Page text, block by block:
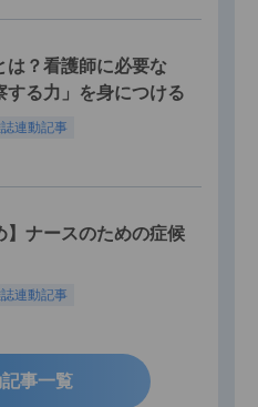
は？看護師に必要な
する力」を身につける
連動記事
】ナースのための症候
連動記事
事一覧